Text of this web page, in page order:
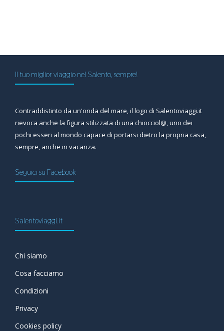
Il tuo miglior viaggio nel Salento, sempre!
Contraddistinto da un'onda del mare, il logo di Salentoviaggi.it
rievoca anche la figura stilizzata di una chiocciol@, uno dei
pochi esseri al mondo capace di portarsi dietro la propria casa,
sempre, anche in vacanza.
Seguici su Facebook
Salentoviaggi.it
Chi siamo
Cosa facciamo
Condizioni
Privacy
Cookies policy